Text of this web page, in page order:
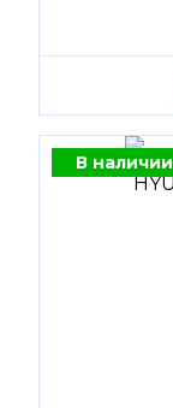
В наличии